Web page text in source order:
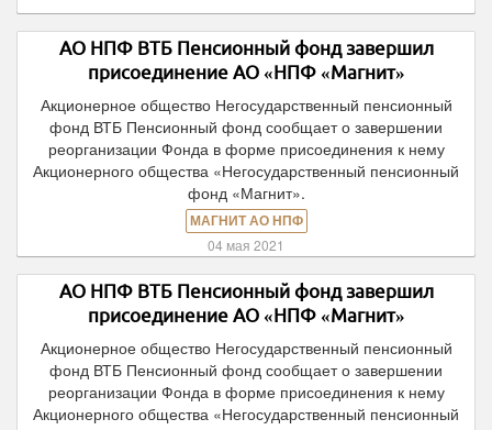
АО НПФ ВТБ Пенсионный фонд завершил
присоединение АО «НПФ «Магнит»
Акционерное общество Негосударственный пенсионный
фонд ВТБ Пенсионный фонд сообщает о завершении
реорганизации Фонда в форме присоединения к нему
Акционерного общества «Негосударственный пенсионный
фонд «Магнит».
МАГНИТ АО НПФ
04 мая 2021
АО НПФ ВТБ Пенсионный фонд завершил
присоединение АО «НПФ «Магнит»
Акционерное общество Негосударственный пенсионный
фонд ВТБ Пенсионный фонд сообщает о завершении
реорганизации Фонда в форме присоединения к нему
Акционерного общества «Негосударственный пенсионный